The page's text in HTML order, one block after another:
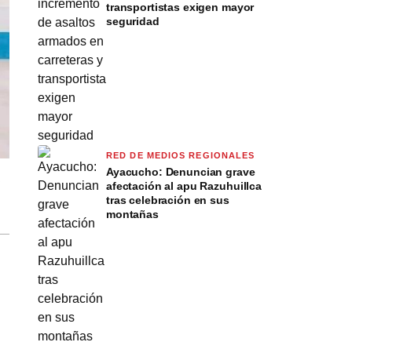
transportistas exigen mayor
seguridad
RED DE MEDIOS REGIONALES
Ayacucho: Denuncian grave
afectación al apu Razuhuillca
tras celebración en sus
montañas